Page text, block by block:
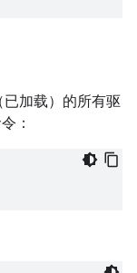
加载）的所有驱
：